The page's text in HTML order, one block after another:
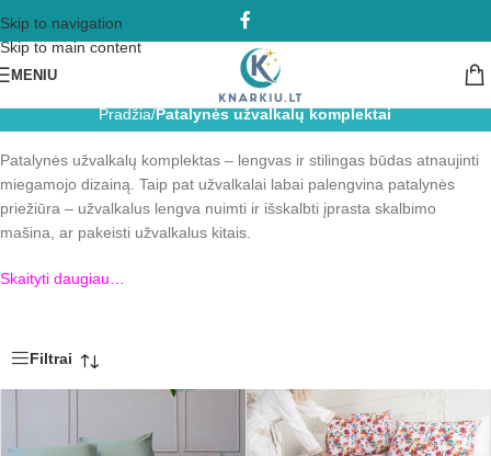
Skip to navigation
Skip to main content
MENIU
Patalynės užvalkalų komplektai
Pradžia/Patalynės užvalkalų komplektai
Patalynės užvalkalų komplektas – lengvas ir stilingas būdas atnaujinti
miegamojo dizainą. Taip pat užvalkalai labai palengvina patalynės
priežiūra – užvalkalus lengva nuimti ir išskalbti įprasta skalbimo
mašina, ar pakeisti užvalkalus kitais.
Skaityti daugiau…
Filtrai